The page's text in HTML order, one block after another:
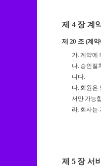
제 4 장 계
제 20 조 (계
가. 계약에
나. 승인절
니다.
다. 회원은
서만 가능
라. 회사는
제 5 장 서